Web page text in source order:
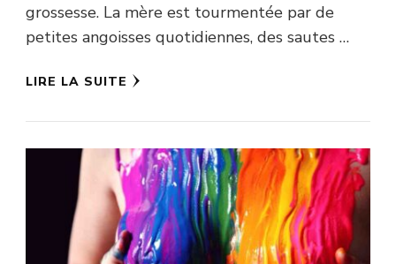
grossesse. La mère est tourmentée par de
petites angoisses quotidiennes, des sautes …
LIRE LA SUITE